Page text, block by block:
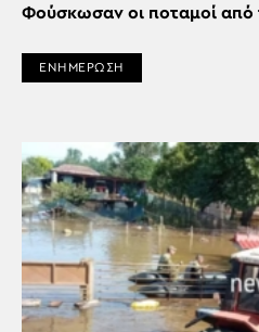
Φούσκωσαν οι ποταμοί
ΕΝΗΜΕΡΩΣΗ